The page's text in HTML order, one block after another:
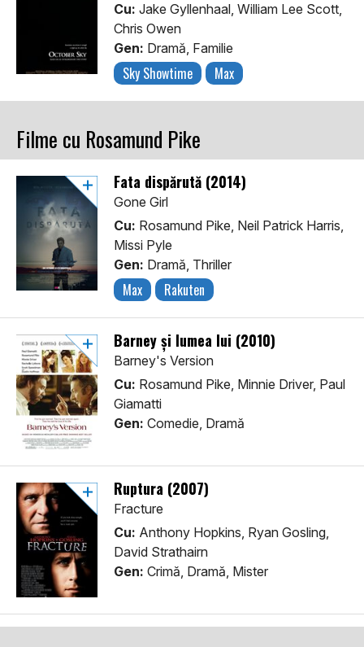
Cu: Jake Gyllenhaal, William Lee Scott,
Chris Owen
Gen: Dramă, Familie
Sky Showtime Max
Filme cu Rosamund Pike
Fata dispărută (2014)
Gone Girl
Cu: Rosamund Pike, Neil Patrick Harris,
Missi Pyle
Gen: Dramă, Thriller
Max Rakuten
Barney și lumea lui (2010)
Barney's Version
Cu: Rosamund Pike, Minnie Driver, Paul
Giamatti
Gen: Comedie, Dramă
Ruptura (2007)
Fracture
Cu: Anthony Hopkins, Ryan Gosling,
David Strathairn
Gen: Crimă, Dramă, Mister